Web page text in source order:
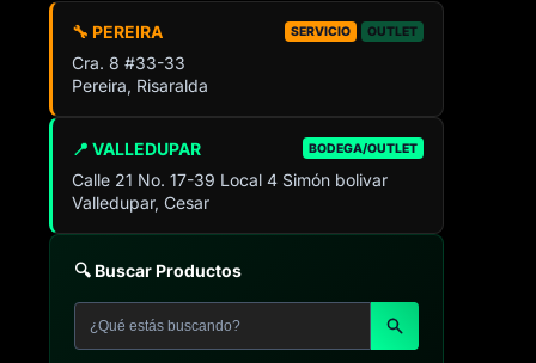
📍 VALLEDUPAR BODEGA/OUTLET
Calle 21 No. 17-39 Local 4 Simón bolivar
Valledupar, Cesar
🔧 PEREIRA SERVICIO OUTLET
Cra. 8 #33-33
Pereira, Risaralda
🔍 Buscar Productos